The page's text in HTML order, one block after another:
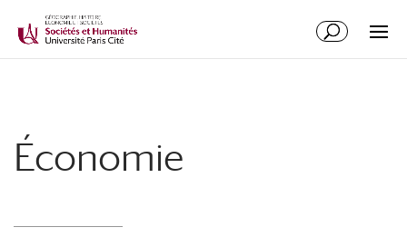
Économie